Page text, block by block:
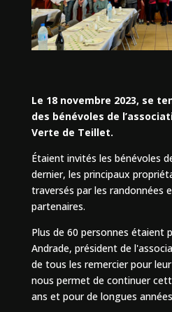
Le 18 novembre 2023, se
des bénévoles de
Verte de Teillet.
Étaient invités les bénévoles
dernier, les principaux
traversés par les randonnées
partenaires.
Plus de 60 personnes étaient
Andrade, président de
de tous les remercier pour
nous permet de continuer
ans et pour de longues